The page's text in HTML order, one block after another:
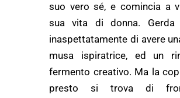
suo vero sé, e comincia a
sua vita di donna. Gerda
inaspettatamente di avere
musa ispiratrice, ed un
fermento creativo. Ma la
presto si trova di